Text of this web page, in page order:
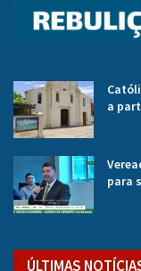
a
para
ÚLTIMAS